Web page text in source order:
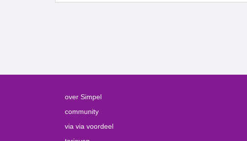
over Simpel
community
via via voordeel